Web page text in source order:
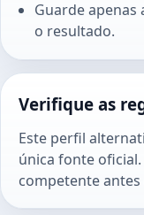
Guarde apenas
o resultado.
Verifique as
Este perfil
única fonte
competente